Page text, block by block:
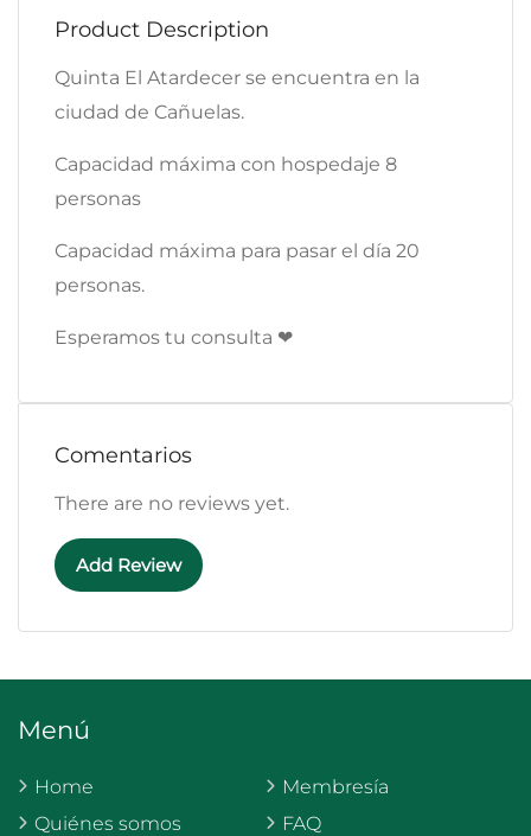
Product Description
Quinta El Atardecer se encuentra en la
ciudad de Cañuelas.
Capacidad máxima con hospedaje 8
personas
Capacidad máxima para pasar el día 20
personas.
Esperamos tu consulta ❤
Comentarios
There are no reviews yet.
Add Review
Menú
Home
Quiénes somos
Membresía
FAQ